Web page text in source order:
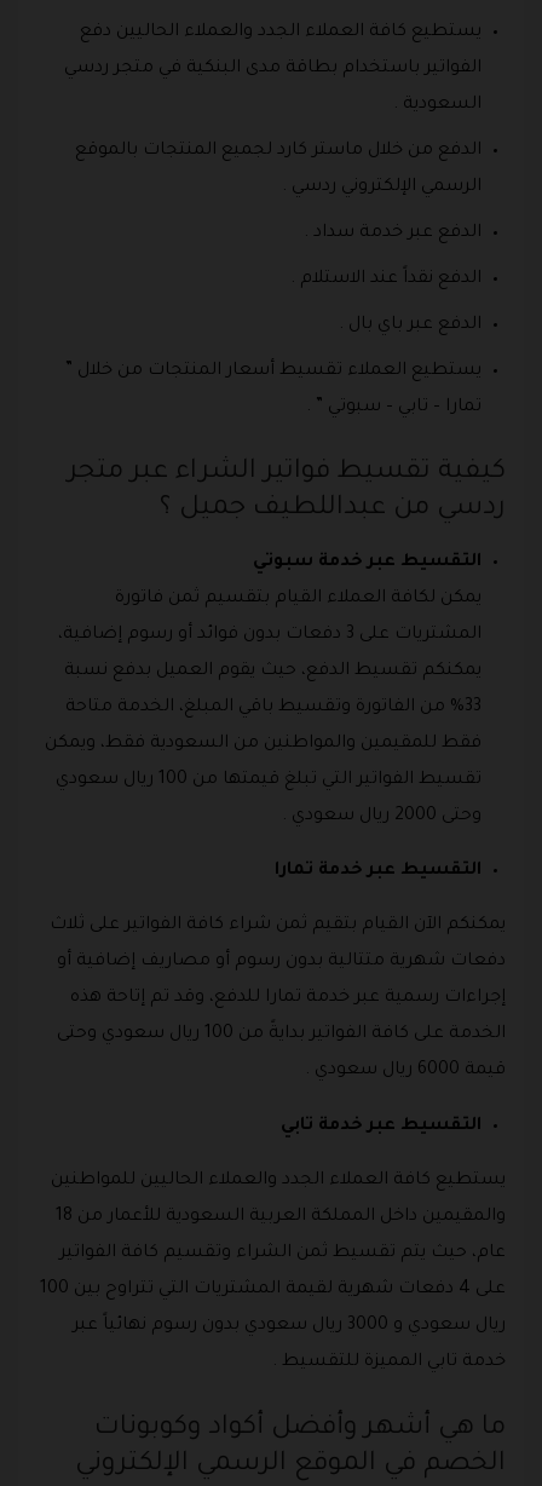
يستطيع كافة العملاء الجدد والعملاء الحاليين دفع
الفواتير باستخدام بطاقة مدى البنكية في متجر ردسي
السعودية .
الدفع من خلال ماستر كارد لجميع المنتجات بالموقع
الرسمي الإلكتروني ردسي .
الدفع عبر خدمة سداد .
الدفع نقداً عند الاستلام .
الدفع عبر باي بال .
يستطيع العملاء تقسيط أسعار المنتجات من خلال ”
تمارا – تابي – سبوتي ” .
كيفية تقسيط فواتير الشراء عبر متجر
ردسي من عبداللطيف جميل ؟
التقسيط عبر خدمة سبوتي
يمكن لكافة العملاء القيام بتقسيم ثمن فاتورة
المشتريات على 3 دفعات بدون فوائد أو رسوم إضافية،
يمكنكم تقسيط الدفع، حيث يقوم العميل بدفع نسبة
33% من الفاتورة وتقسيط باقي المبلغ، الخدمة متاحة
فقط للمقيمين والمواطنين من السعودية فقط، ويمكن
تقسيط الفواتير التي تبلغ قيمتها من 100 ريال سعودي
وحتى 2000 ريال سعودي .
التقسيط عبر خدمة تمارا
يمكنكم الآن القيام بتقيم ثمن شراء كافة الفواتير على ثلاث
دفعات شهرية متتالية بدون رسوم أو مصاريف إضافية أو
إجراءات رسمية عبر خدمة تمارا للدفع، وقد تم إتاحة هذه
الخدمة على كافة الفواتير بدايةً من 100 ريال سعودي وحتى
قيمة 6000 ريال سعودي .
التقسيط عبر خدمة تابي
يستطيع كافة العملاء الجدد والعملاء الحاليين للمواطنين
والمقيمين داخل المملكة العربية السعودية للأعمار من 18
عام، حيث يتم تقسيط ثمن الشراء وتقسيم كافة الفواتير
على 4 دفعات شهرية لقيمة المشتريات التي تتراوح بين 100
ريال سعودي و 3000 ريال سعودي بدون رسوم نهائياً عبر
خدمة تابي المميزة للتقسيط .
ما هي أشهر وأفضل أكواد وكوبونات
الخصم في الموقع الرسمي الإلكتروني